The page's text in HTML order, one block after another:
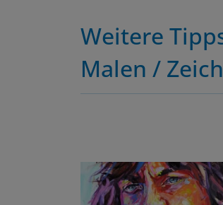
Weitere
Malen /